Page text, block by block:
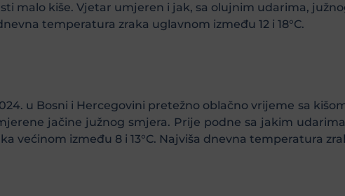
malo kiše. Vjetar umjeren i jak, sa olujnim udarima,
temperatura zraka uglavnom između 12 i 18°C.
u Bosni i Hercegovini pretežno oblačno vrijeme sa
jačine južnog smjera. Prije podne sa jakim
većinom između 8 i 13°C. Najviša dnevna temperatura